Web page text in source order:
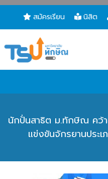
สมัครเรียน นิสิต
นักปั่นสาธิต ม.ทักษิณ คว้
แข่งขันจักรยานประ